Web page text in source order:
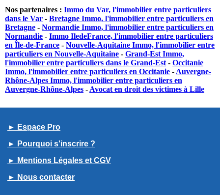
Nos partenaires : Immo du Var, l'immobilier entre particuliers
dans le Var - Bretagne Immo, l'immobilier entre particuliers en
Bretagne - Normandie Immo, l'immobilier entre particuliers en
Normandie - Immo IledeFrance, l'immobilier entre particuliers
en Île-de-France - Nouvelle-Aquitaine Immo, l'immobilier entre
particuliers en Nouvelle-Aquitaine - Grand-Est Immo,
l'immobilier entre particuliers dans le Grand-Est - Occitanie
Immo, l'immobilier entre particuliers en Occitanie - Auvergne-
Rhône-Alpes Immo, l'immobilier entre particuliers en
Auvergne-Rhône-Alpes - Avocat en droit des victimes à Lille
► Espace Pro
► Pourquoi s'inscrire ?
► Mentions Légales et CGV
► Nous contacter